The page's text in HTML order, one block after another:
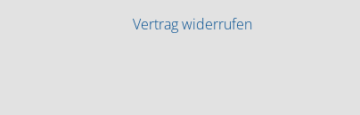
Vertrag widerrufen